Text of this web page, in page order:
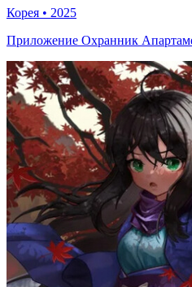
Корея • 2025
Приложение Охранник